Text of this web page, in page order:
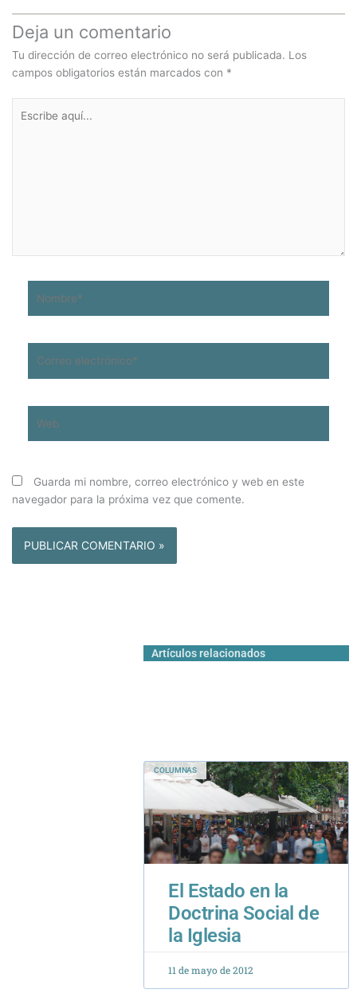
Deja un comentario
Tu dirección de correo electrónico no será publicada. Los
campos obligatorios están marcados con *
aquí...
electrónico*
Guarda mi nombre, correo electrónico y web en este
navegador para la próxima vez que comente.
Artículos relacionados
El Estado en la
Doctrina Social de
la Iglesia
11 de mayo de 2012
MIRADA EXTERIOR